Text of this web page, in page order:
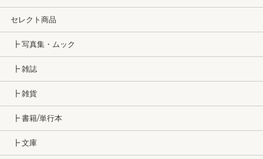
セレクト商品
┣ 写真集・ムック
┣ 雑誌
┣ 雑貨
┣ 書籍/単行本
┣ 文庫